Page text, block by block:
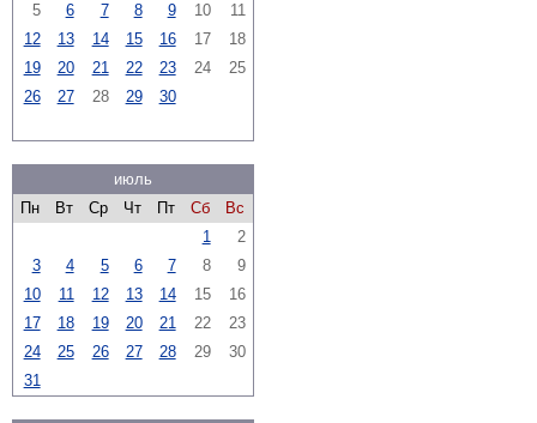
5
6 7 8 9 10
11
12
13 14 15 16 17
18
19
20 21 22 23 24
25
26
27 28 29 30
июль
Пн
Вт Ср Чт Пт Сб
Вс
1
2
3
4 5 6 7 8
9
10
11 12 13 14 15
16
17
18 19 20 21 22
23
24
25 26 27 28 29
30
31